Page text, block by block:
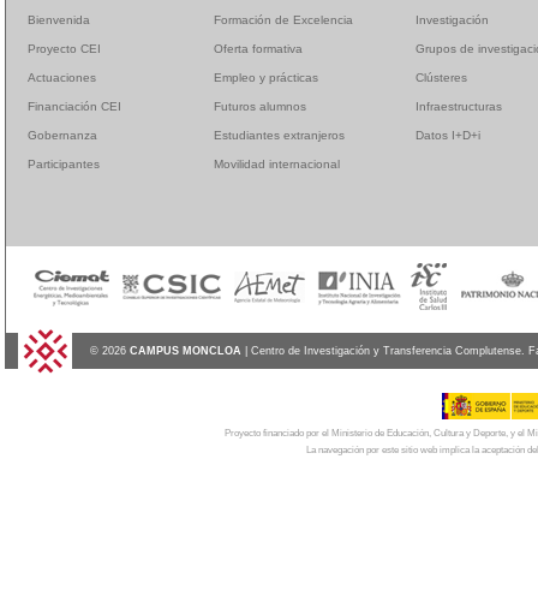
Bienvenida Formación de Excelencia Investigación
Proyecto CEI Oferta formativa Grupos de
Actuaciones Empleo y prácticas Clústeres
Financiación CEI Futuros alumnos Infraestructuras
Gobernanza Estudiantes extranjeros Datos I+D+i
Participantes Movilidad internacional
© 2026 CAMPUS MONCLOA | Centro de Investigación y Transferencia Complutense.
Proyecto financiado por el Ministerio de Educación, Cultura y Deporte, y el
La navegación por este sitio web implica la aceptación